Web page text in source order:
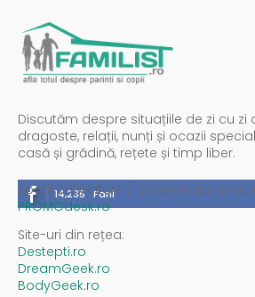
Discutăm despre situațiile de zi cu zi
dragoste, relații, nunți și ocazii
casă și grădină, rețete și timp liber.
14,235 Fani
Spații publicitare / reclamă
PROMOdesk.ro
Site-uri din rețea:
Destepti.ro
DreamGeek.ro
BodyGeek.ro